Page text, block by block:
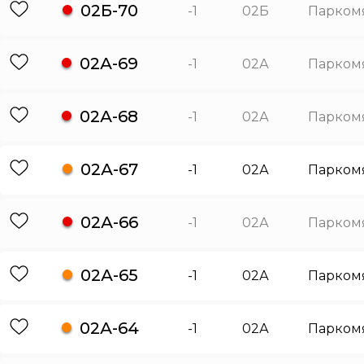
02Б-70 -1 02Б
02А-69 -1 02А
02А-68 -1 02А
02А-67 -1 02А
02А-66 -1 02А
02А-65 -1 02А
02А-64 -1 02А